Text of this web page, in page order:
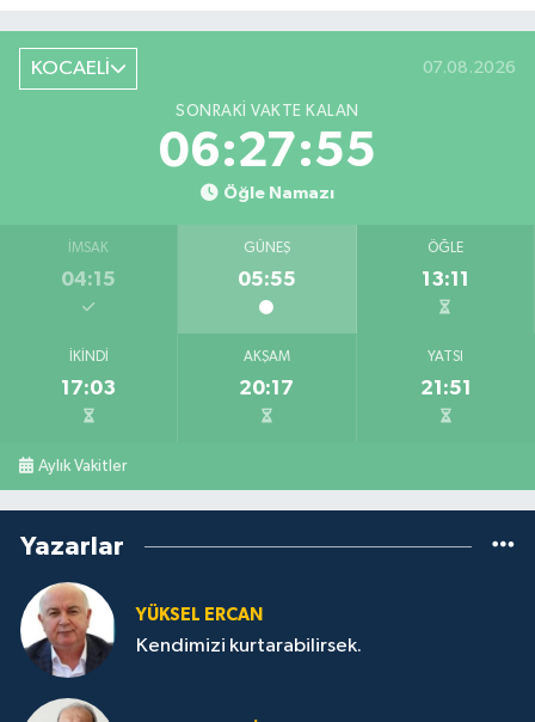
KOCAELİ 07.08.2026
SONRAKI VAKTE KALAN
06:27:54
Öğle Namazı
İMSAK
04:15
GÜNEŞ
05:55
ÖĞLE
13:11
İKINDI
17:03
AKŞAM
20:17
YATSI
21:51
Aylık Vakitler
Yazarlar
YÜKSEL ERCAN
Kendimizi kurtarabilirsek.